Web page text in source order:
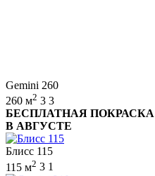
Gemini 260
260 м2 3 3
БЕСПЛАТНАЯ ПОКРАСКА
В АВГУСТЕ
Блисс 115
115 м2 3 1